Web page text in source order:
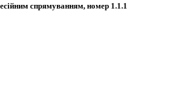
спрямуванням, номер 1.1.1